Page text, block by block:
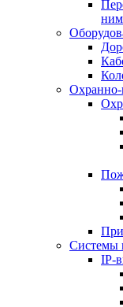
ним
Системы
IP-